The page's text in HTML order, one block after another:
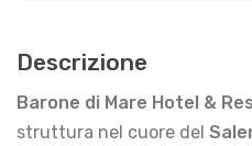
Descrizione
Barone di Mare Hotel &
struttura nel cuore del